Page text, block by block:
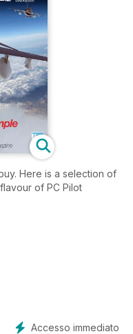
Here is a selection of
of PC Pilot
Accesso immediato